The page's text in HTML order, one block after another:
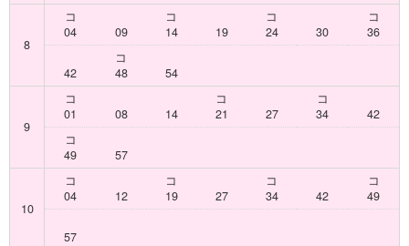
8
コ
04
09
コ
14
19
コ
24
30
コ
36
42
コ
48
54
9
コ
01
08 14
コ
21
27
コ
34
42
コ
49
57
10
コ
04
12
コ
19
27
コ
34
42
コ
49
57